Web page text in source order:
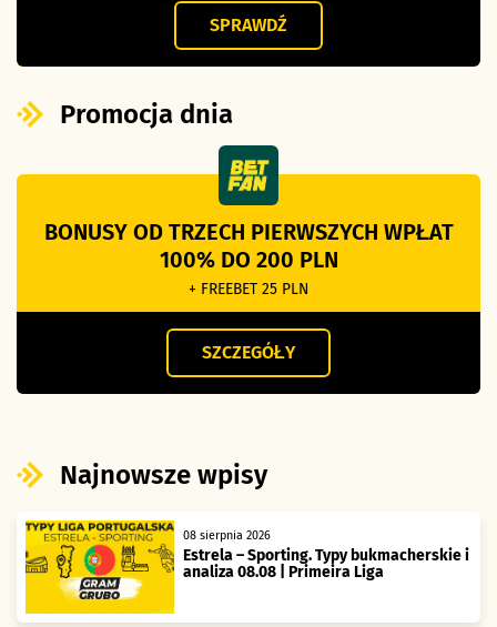
SPRAWDŹ
Promocja dnia
BONUSY OD TRZECH PIERWSZYCH WPŁAT
100% DO 200 PLN
+ FREEBET 25 PLN
SZCZEGÓŁY
Najnowsze wpisy
08 sierpnia 2026
Estrela – Sporting. Typy bukmacherskie i
analiza 08.08 | Primeira Liga